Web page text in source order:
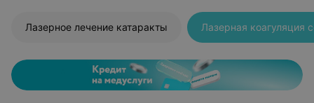
Лазерное лечение катаракты Лазерная коагуляция